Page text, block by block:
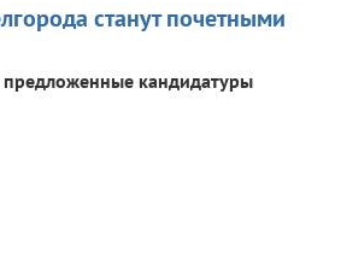
станут почетными
кандидатуры